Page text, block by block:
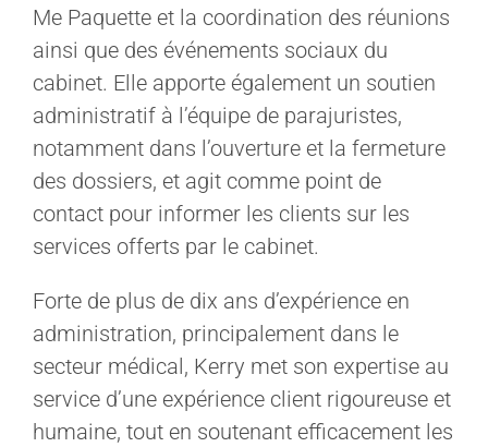
Me Paquette et la coordination des réunions
ainsi que des événements sociaux du
cabinet. Elle apporte également un soutien
administratif à l’équipe de parajuristes,
notamment dans l’ouverture et la fermeture
des dossiers, et agit comme point de
contact pour informer les clients sur les
services offerts par le cabinet.
Forte de plus de dix ans d’expérience en
administration, principalement dans le
secteur médical, Kerry met son expertise au
service d’une expérience client rigoureuse et
humaine, tout en soutenant efficacement les